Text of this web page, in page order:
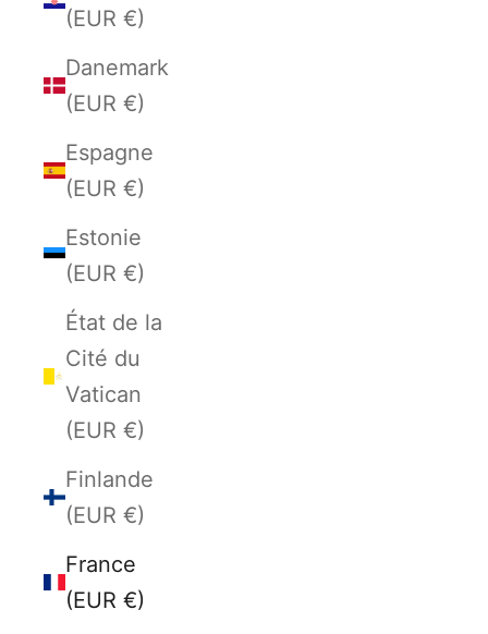
(EUR €)
Danemark
(EUR €)
Espagne
(EUR €)
Estonie
(EUR €)
État de la
Cité du
Vatican
(EUR €)
Finlande
(EUR €)
France
(EUR €)